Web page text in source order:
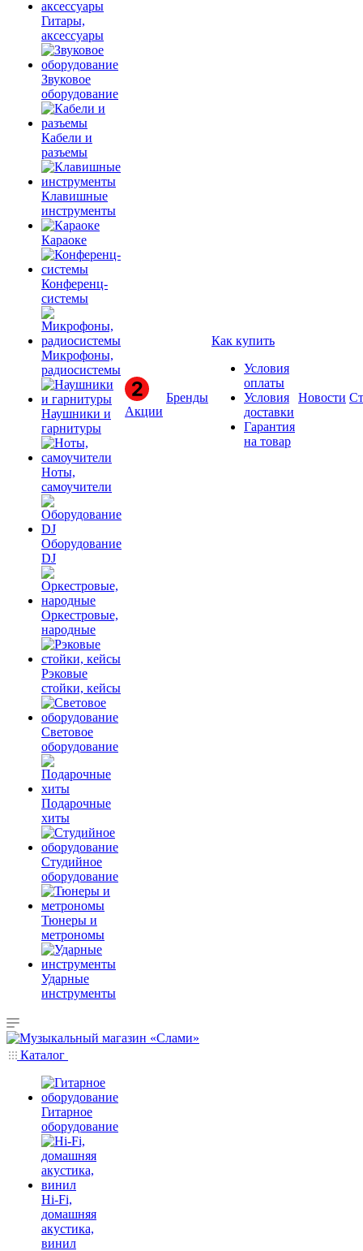
Гитары,
аксессуары
Звуковое
оборудование
Кабели и
разъемы
Клавишные
инструменты
Караоке
Конференц-
системы
Микрофоны,
радиосистемы
Наушники и
гарнитуры
Ноты,
самоучители
Оборудование
DJ
Оркестровые,
народные
Рэковые
стойки, кейсы
Световое
оборудование
Подарочные
хиты
Студийное
оборудование
Тюнеры и
метрономы
Ударные
инструменты
Акции
Бренды
Как купить
Условия
оплаты
Условия
доставки
Гарантия
на товар
Новости
Каталог
Гитарное
оборудование
Hi-Fi,
домашняя
акустика,
винил